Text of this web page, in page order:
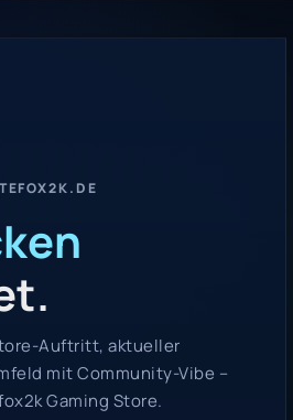
Auftritt, aktueller
mit Community-Vibe –
Gaming Store.